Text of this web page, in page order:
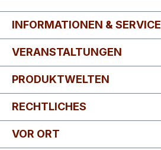
INFORMATIONEN & SERVICE
VERANSTALTUNGEN
PRODUKTWELTEN
RECHTLICHES
VOR ORT